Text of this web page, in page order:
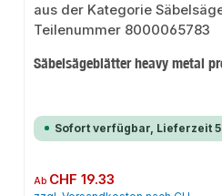
Säbelsägeblätter heavy metal
Sofort verfügbar, Lieferzeit
Regulärer Preis:
Ab CHF 19.33